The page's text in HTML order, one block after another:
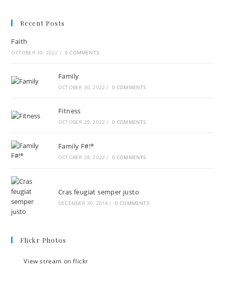
Recent Posts
Faith
OCTOBER 30, 2022 / 0 COMMENTS
Family
OCTOBER 30, 2022 / 0 COMMENTS
Fitness
OCTOBER 29, 2022 / 0 COMMENTS
Family F#!*
OCTOBER 28, 2022 / 0 COMMENTS
Cras feugiat semper justo
DECEMBER 30, 2018 / 0 COMMENTS
Flickr Photos
View stream on flickr